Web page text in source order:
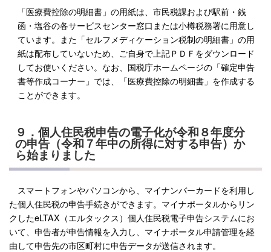
「医療費控除の明細書」の用紙は、市民税課および駅前・銭
函・塩谷の各サービスセンター窓口または小樽税務署に用意し
ています。また「セルフメディケーション税制の明細書」の用
紙は配布していないため、ご自身で上記ＰＤＦをダウンロード
してお使いください。なお、国税庁ホームページの「確定申告
書等作成コーナー」では、「医療費控除の明細書」を作成する
ことができます。
９．個人住民税申告の電子化が令和８年度分
の申告（令和７年中の所得に対する申告）か
ら始まりました
スマートフォンやパソコンから、マイナンバーカードを利用し
た個人住民税の申告手続きができます。マイナポータルからリン
クしたeLTAX（エルタックス）個人住民税電子申告システムにお
いて、申告者が申告情報を入力し、マイナポータル申請管理を経
由して申告先の市区町村に申告データが送信されます。